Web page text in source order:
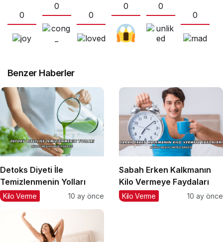
0
0
0
0
0
0
Benzer Haberler
Detoks Diyeti İle
Temizlenmenin Yolları
Kilo Verme 10 ay önce
Sabah Erken Kalkmanın
Kilo Vermeye Faydaları
Kilo Verme 10 ay önce